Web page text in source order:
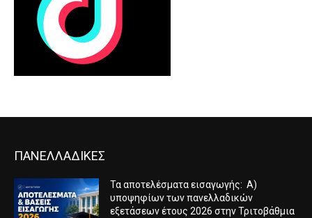
ΠΑΝΕΛΛΑΔΙΚΕΣ
Τα αποτελέσματα εισαγωγής: Α)
υποψηφίων των πανελλαδικών
εξετάσεων έτους 2026 στην Τριτοβάθμια